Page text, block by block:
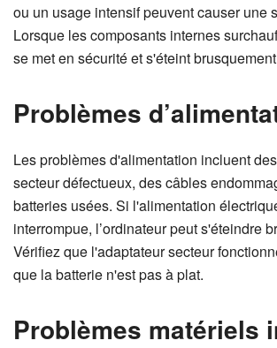
ou un usage intensif peuvent causer une
Lorsque les composants internes
se met en sécurité et s'éteint
Problèmes
Les problèmes d'alimentation incluent
secteur défectueux, des câbles
batteries usées. Si l'alimentation
interrompue, l’ordinateur peut s'éteindre
Vérifiez que l'adaptateur secteur
que la batterie n'est pas à plat.
Problèmes matériels